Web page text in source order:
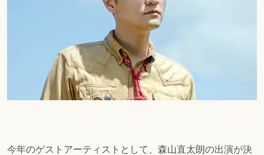
今年のゲストアーティストとして、森山直太朗の出演が決